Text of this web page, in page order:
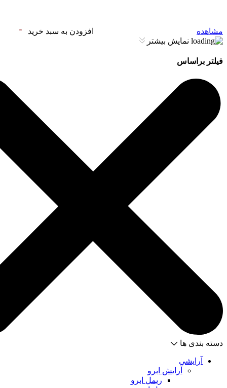
مشاهده
افزودن به سبد خرید
نمایش بیشتر
فیلتر براساس
دسته بندی ها
آرایشی
آرایش ابرو
ریمل ابرو